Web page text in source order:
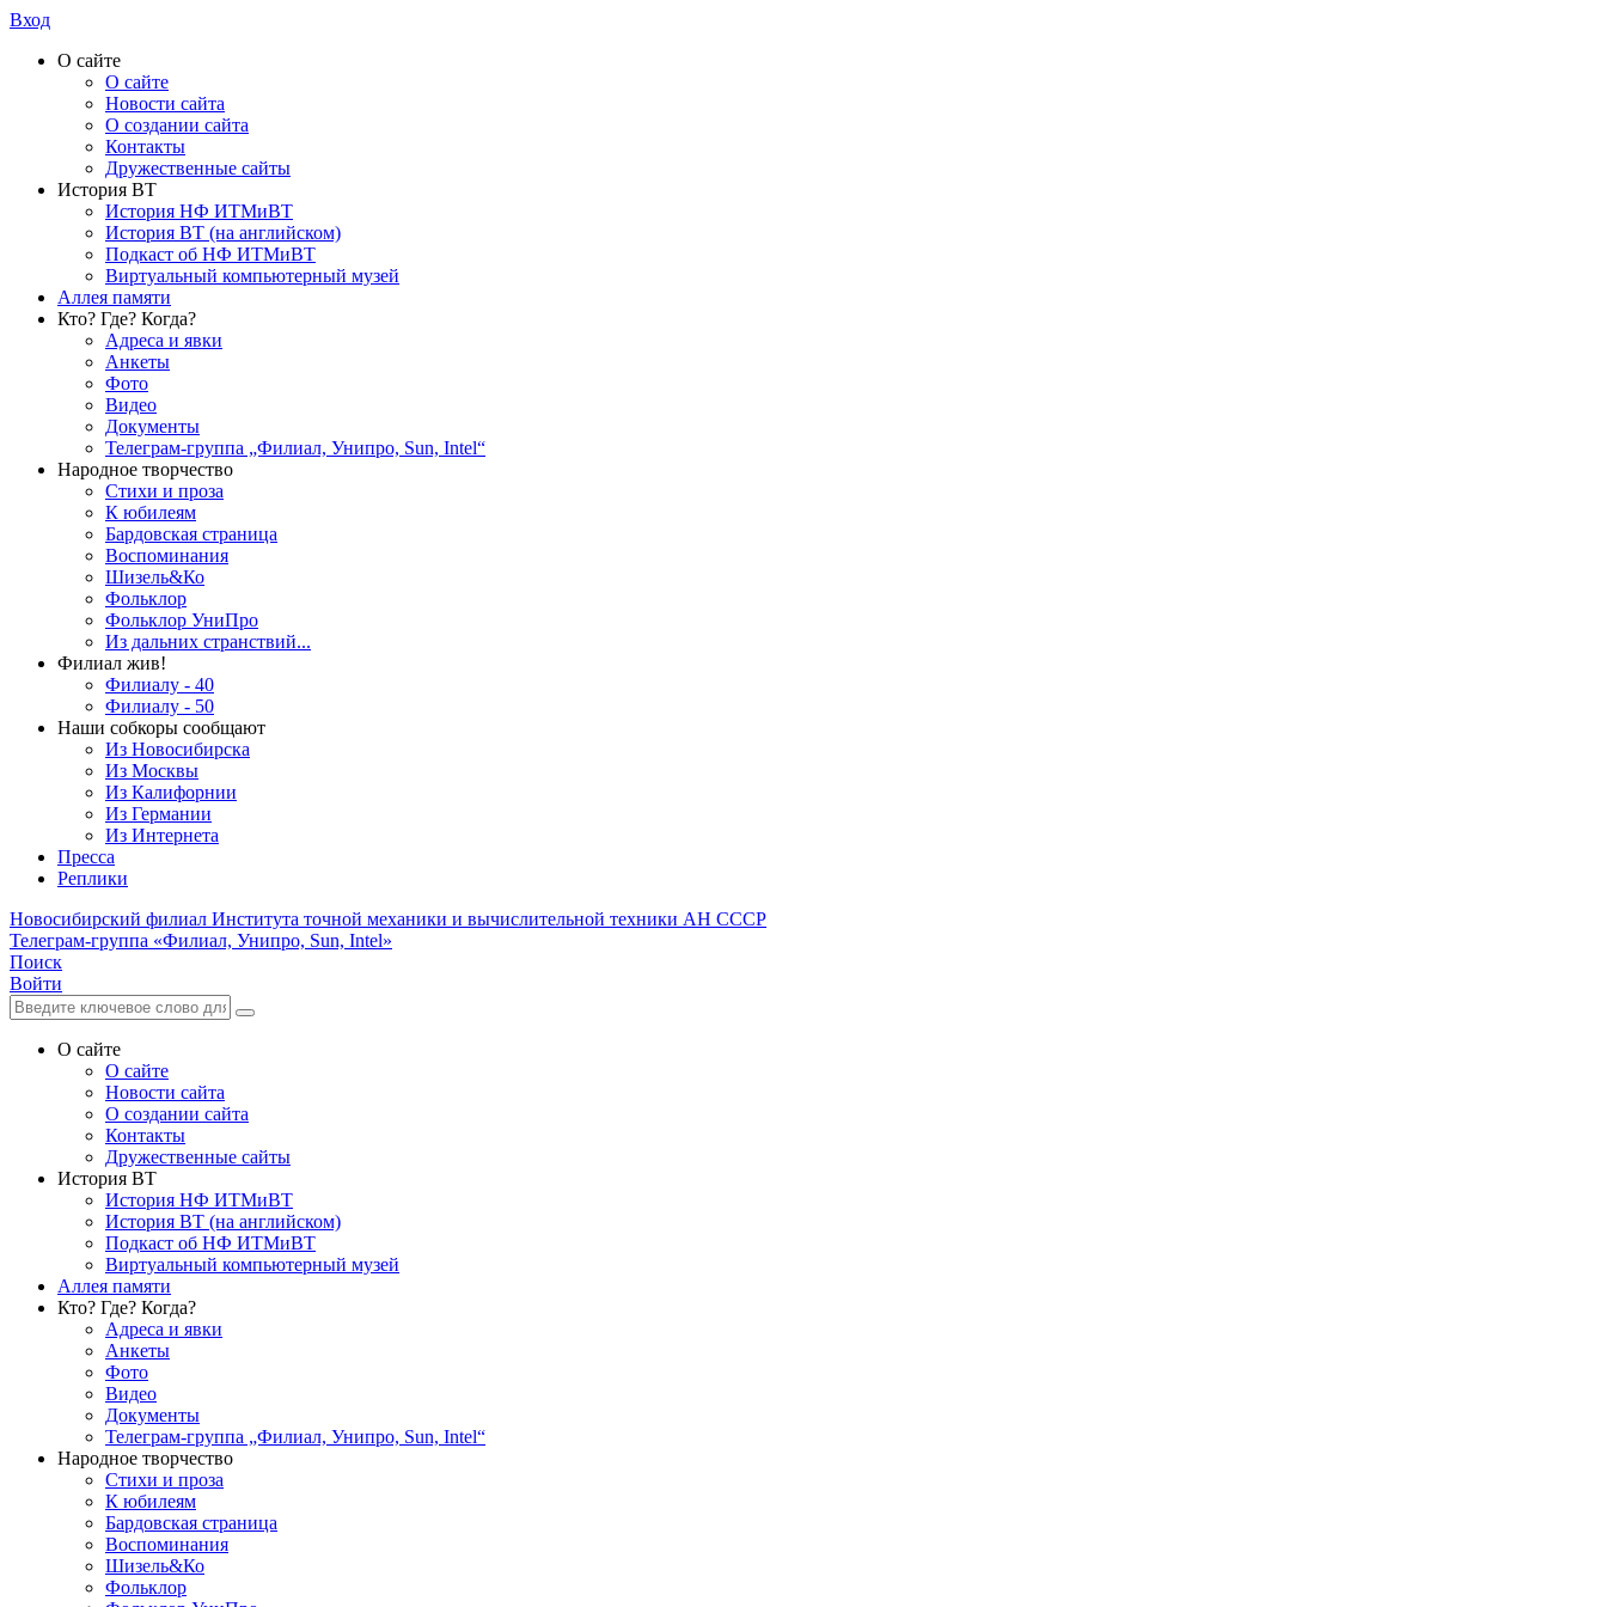
Вход
О сайте
О сайте
Новости сайта
О создании сайта
Контакты
Дружественные сайты
История ВТ
История НФ ИТМиВТ
История ВТ (на английском)
Подкаст об НФ ИТМиВТ
Виртуальный компьютерный музей
Аллея памяти
Кто? Где? Когда?
Адреса и явки
Анкеты
Фото
Видео
Документы
Телеграм-группа „Филиал, Унипро, Sun, Intel“
Народное творчество
Стихи и проза
К юбилеям
Бардовская страница
Воспоминания
Шизель&Ко
Фольклор
Фольклор УниПро
Из дальних странствий...
Филиал жив!
Филиалу - 40
Филиалу - 50
Наши собкоры сообщают
Из Новосибирска
Из Москвы
Из Калифорнии
Из Германии
Из Интернета
Пресса
Реплики
Новосибирский филиал Института точной механики и вычислительной техники АН СССР
Телеграм-группа «Филиал, Унипро, Sun, Intel»
Поиск
Войти
О сайте
О сайте
Новости сайта
О создании сайта
Контакты
Дружественные сайты
История ВТ
История НФ ИТМиВТ
История ВТ (на английском)
Подкаст об НФ ИТМиВТ
Виртуальный компьютерный музей
Аллея памяти
Кто? Где? Когда?
Адреса и явки
Анкеты
Фото
Видео
Документы
Телеграм-группа „Филиал, Унипро, Sun, Intel“
Народное творчество
Стихи и проза
К юбилеям
Бардовская страница
Воспоминания
Шизель&Ко
Фольклор